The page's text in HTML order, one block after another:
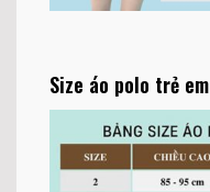
Size áo polo trẻ em